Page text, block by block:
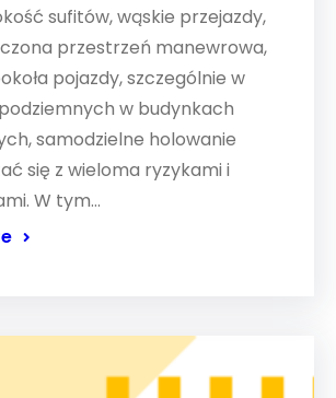
sufitów, wąskie przejazdy,
przestrzeń manewrowa,
pojazdy, szczególnie w
w budynkach
samodzielne holowanie
się z wieloma ryzykami i
W tym…